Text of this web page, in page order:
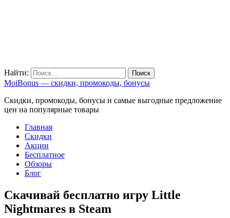
Найти:
MoiBonus — скидки, промокоды, бонусы
Скидки, промокоды, бонусы и самые выгодные предложение
цен на популярные товары
Главная
Скидки
Акции
Бесплатное
Обзоры
Блог
Скачивай бесплатно игру Little
Nightmares в Steam